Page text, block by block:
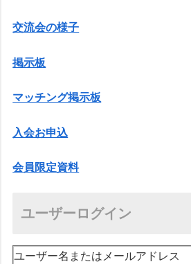
交流会の様子
掲示板
マッチング掲示板
入会お申込
会員限定資料
ユーザーログイン
ユーザー名またはメールアドレス